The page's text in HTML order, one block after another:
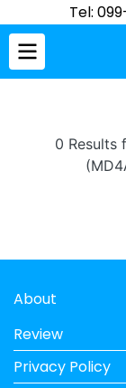
Tel:
0 Results
About
Review
Privacy Policy